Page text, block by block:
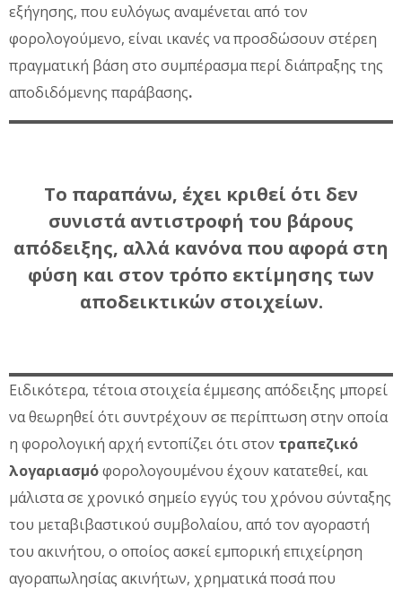
εξήγησης, που ευλόγως αναμένεται από τον
φορολογούμενο, είναι ικανές να προσδώσουν στέρεη
πραγματική βάση στο συμπέρασμα περί διάπραξης της
αποδιδόμενης παράβασης.
Το παραπάνω, έχει κριθεί ότι δεν
συνιστά αντιστροφή του βάρους
απόδειξης, αλλά κανόνα που αφορά στη
φύση και στον τρόπο εκτίμησης των
αποδεικτικών στοιχείων.
Ειδικότερα, τέτοια στοιχεία έμμεσης απόδειξης μπορεί
να θεωρηθεί ότι συντρέχουν σε περίπτωση στην οποία
η φορολογική αρχή εντοπίζει ότι στον τραπεζικό
λογαριασμόφορολογουμένου έχουν κατατεθεί, και
μάλιστα σε χρονικό σημείο εγγύς του χρόνου σύνταξης
του μεταβιβαστικού συμβολαίου, από τον αγοραστή
του ακινήτου, ο οποίος ασκεί εμπορική επιχείρηση
αγοραπωλησίας ακινήτων, χρηματικά ποσά που